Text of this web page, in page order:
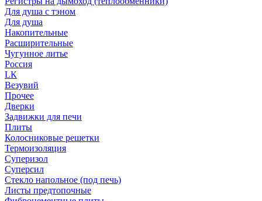
Для душа с тэном
Для душа
Накопительные
Расширительные
Чугунное литье
Россия
LК
Везувий
Прочее
Дверки
Задвижки для печи
Плиты
Колосниковые решетки
Термоизоляция
Суперизол
Суперсил
Стекло напольное (под печь)
Листы предтопочные